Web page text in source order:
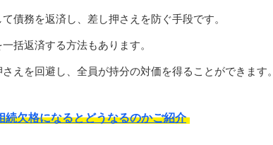
債務を返済し、差し押さえを防ぐ手段です。
括返済する方法もあります。
えを回避し、全員が持分の対価を得ることができます。
続欠格になるとどうなるのかご紹介